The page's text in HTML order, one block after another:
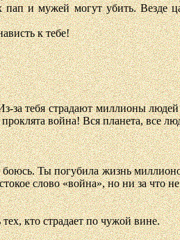
и мужей могут убить. Везде
к тебе!
за тебя страдают миллионы
война! Вся планета, все
Ты погубила жизнь
слово «война», но ни за что
кто страдает по чужой вине.